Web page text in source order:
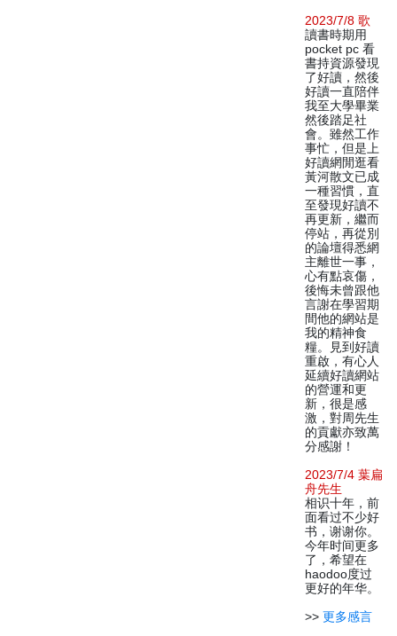
2023/7/8 歌
讀書時期用
pocket pc 看
書持資源發現
了好讀，然後
好讀一直陪伴
我至大學畢業
然後踏足社
會。雖然工作
事忙，但是上
好讀網閒逛看
黃河散文已成
一種習慣，直
至發現好讀不
再更新，繼而
停站，再從別
的論壇得悉網
主離世一事，
心有點哀傷，
後悔未曾跟他
言謝在學習期
間他的網站是
我的精神食
糧。見到好讀
重啟，有心人
延續好讀網站
的營運和更
新，很是感
激，對周先生
的貢獻亦致萬
分感謝！
2023/7/4 葉扁
舟先生
相识十年，前
面看过不少好
书，谢谢你。
今年时间更多
了，希望在
haodoo度过
更好的年华。
>> 更多感言